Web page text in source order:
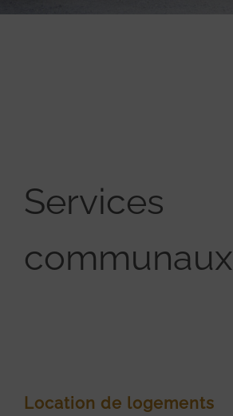
Services
communaux
Location de logements